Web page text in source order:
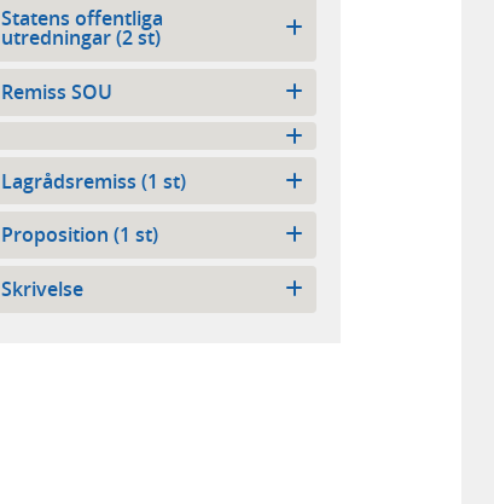
Statens offentliga
utredningar (2 st)
Remiss SOU
Lagrådsremiss (1 st)
Proposition (1 st)
Skrivelse